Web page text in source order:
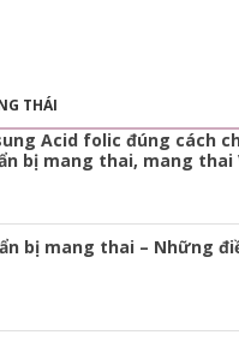
THÁI
Acid folic đúng cách
bị mang thai, mang thai
bị mang thai – Những